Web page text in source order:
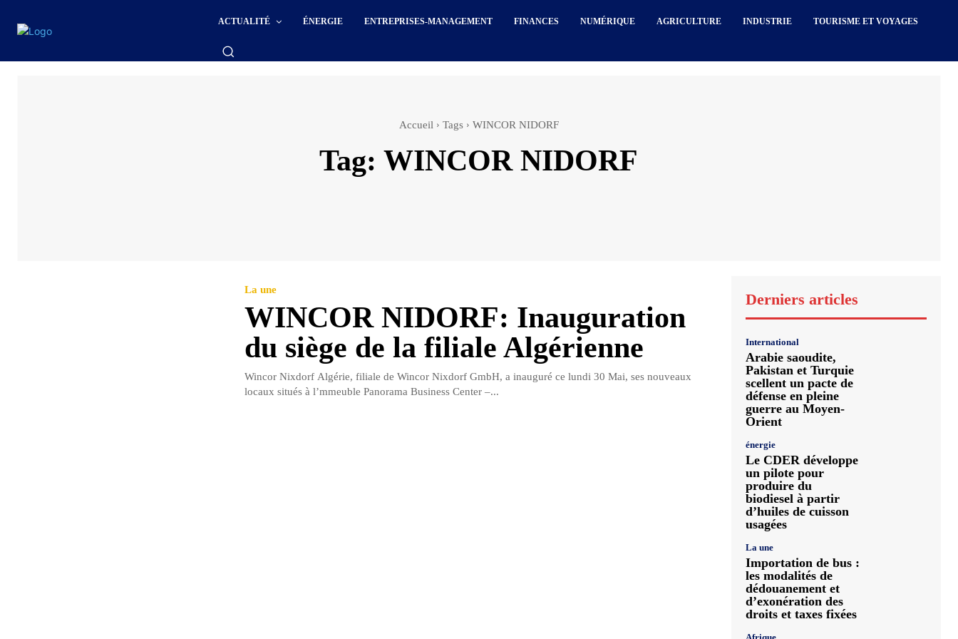
ACTUALITÉ ÉNERGIE ENTREPRISES-MANAGEMENT FINANCES NUMÉRIQUE AGRICULTURE INDUSTRIE TOURISME ET VOYAGES
Accueil Tags WINCOR NIDORF
Tag: WINCOR NIDORF
La une
WINCOR NIDORF: Inauguration
du siège de la filiale Algérienne
Wincor Nixdorf Algérie, filiale de Wincor Nixdorf GmbH, a inauguré ce lundi 30 Mai, ses nouveaux
locaux situés à l’mmeuble Panorama Business Center –...
Derniers articles
International
Arabie saoudite,
Pakistan et Turquie
scellent un pacte de
défense en pleine
guerre au Moyen-
Orient
énergie
Le CDER développe
un pilote pour
produire du
biodiesel à partir
d’huiles de cuisson
usagées
La une
Importation de bus :
les modalités de
dédouanement et
d’exonération des
droits et taxes fixées